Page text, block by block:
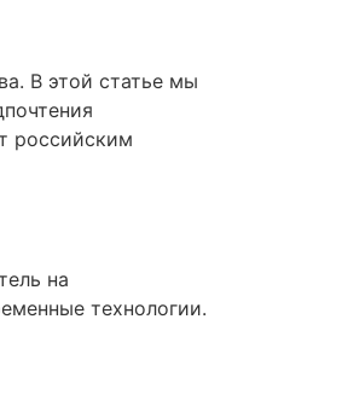
В этой статье мы
российским
на
технологии.